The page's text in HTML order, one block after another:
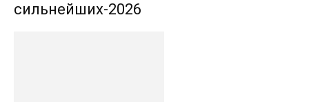
сильнейших-2026